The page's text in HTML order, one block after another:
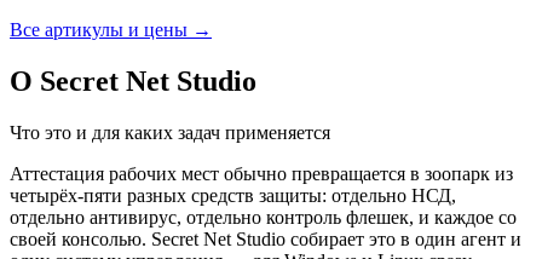
Все артикулы и цены →
О Secret Net Studio
Что это и для каких задач применяется
Аттестация рабочих мест обычно превращается в зоопарк из
четырёх-пяти разных средств защиты: отдельно НСД,
отдельно антивирус, отдельно контроль флешек, и каждое со
своей консолью. Secret Net Studio собирает это в один агент и